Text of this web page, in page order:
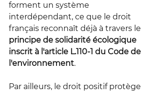
forment un système
interdépendant, ce que le droit
français reconnaît déjà à travers le
principe de solidarité écologique
inscrit à l'article L.110-1 du Code de
l'environnement.
Par ailleurs, le droit positif protège